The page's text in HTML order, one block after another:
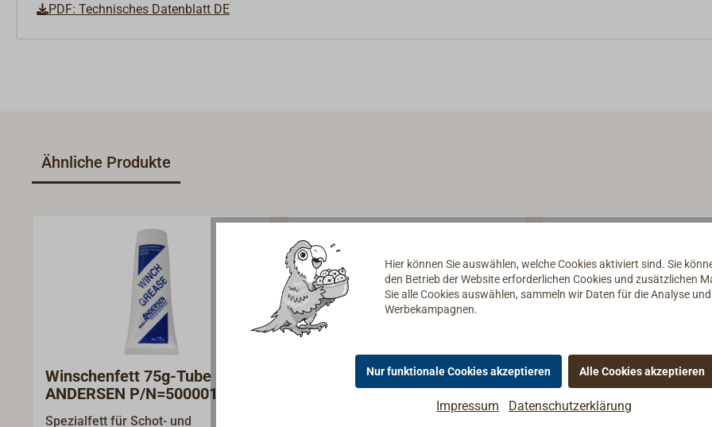
PDF: Technisches Datenblatt DE
Ähnliche Produkte
Winschenfett 75g-Tube
ANDERSEN P/N=500001
Spezialfett für Schot- und
TOP2000 500g-Tube
Winschen/Super-Longtime-
TOP2000 500ml-
Super-Longtime-Fett
Hier können Sie auswählen, welche Cookies aktiviert sind. Sie
den Betrieb der Website erforderlichen Cookies und zusätzlichen
Sie alle Cookies auswählen, sammeln wir Daten für die Analyse
Werbekampagnen.
Nur funktionale Cookies akzeptieren Alle Cookies akzeptieren
Impressum Datenschutzerklärung